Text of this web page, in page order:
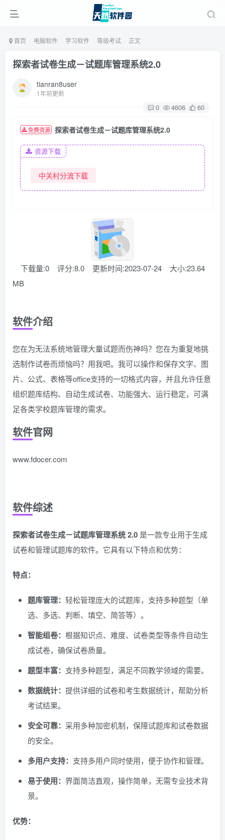
首页 电脑软件 学习软件 等级考试 正文
探索者试卷生成－试题库管理系统2.0
tianran8user
1年前更新
0 4606 60
免费资源 探索者试卷生成－试题库管理系统2.0
资源下载
中关村分流下载
下载量:0 评分:8.0 更新时间:2023-07-24
大小:23.64
MB
软件介绍
您在为无法系统地管理大量试题而伤神吗？您在为重复地挑
选制作试卷而烦恼吗？用我吧。我可以操作和保存文字、图
片、公式、表格等office支持的一切格式内容，并且允许任意
组织题库结构、自动生成试卷、功能强大、运行稳定，可满
足各类学校题库管理的需求。
软件官网
www.fdocer.com
软件综述
探索者试卷生成－试题库管理系统 2.0 是一款专业用于生成
试卷和管理试题库的软件。它具有以下特点和优势：
特点：
题库管理： 轻松管理庞大的试题库，支持多种题型（单
选、多选、判断、填空、简答等）。
智能组卷： 根据知识点、难度、试卷类型等条件自动生
成试卷，确保试卷质量。
题型丰富： 支持多种题型，满足不同教学领域的需要。
数据统计： 提供详细的试卷和考生数据统计，帮助分析
考试结果。
安全可靠： 采用多种加密机制，保障试题库和试卷数据
的安全。
多用户支持： 支持多用户同时使用，便于协作和管理。
易于使用： 界面简洁直观，操作简单，无需专业技术背
景。
优势：